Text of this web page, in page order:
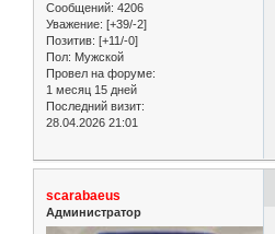
Сообщений: 4206
Уважение: [+39/-2]
Позитив: [+11/-0]
Пол: Мужской
Провел на форуме:
1 месяц 15 дней
Последний визит:
28.04.2026 21:01
scarabaeus
Администратор